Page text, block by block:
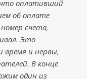
оплативший
об оплате
счета,
Это
время и нервы,
В конце
один из